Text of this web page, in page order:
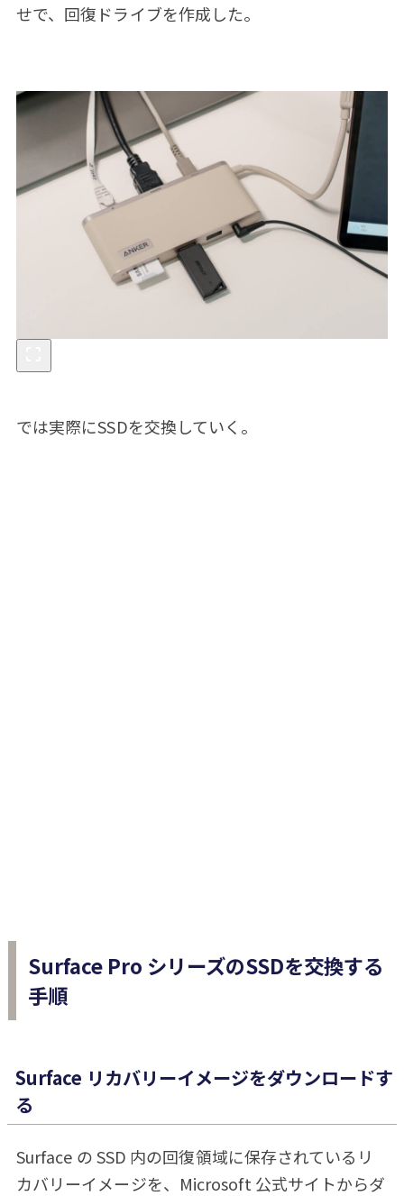
せで、回復ドライブを作成した。
では実際にSSDを交換していく。
Surface Pro シリーズのSSDを交換する
手順
Surface リカバリーイメージをダウンロードす
る
Surface の SSD 内の回復領域に保存されているリ
カバリーイメージを、Microsoft 公式サイトからダ